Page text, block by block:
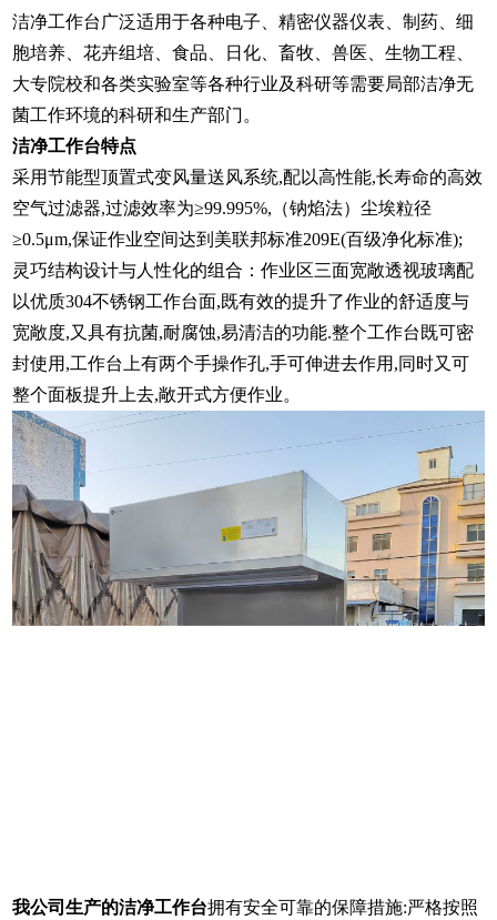
洁净工作台广泛适用于各种电子、精密仪器仪表、制药、细
胞培养、花卉组培、食品、日化、畜牧、兽医、生物工程、
大专院校和各类实验室等各种行业及科研等需要局部洁净无
菌工作环境的科研和生产部门。
洁净工作台特点
采用节能型顶置式变风量送风系统,配以高性能,长寿命的高效
空气过滤器,过滤效率为≥99.995%,（钠焰法）尘埃粒径
≥0.5μm,保证作业空间达到美联邦标准209E(百级净化标准);
灵巧结构设计与人性化的组合：作业区三面宽敞透视玻璃配
以优质304不锈钢工作台面,既有效的提升了作业的舒适度与
宽敞度,又具有抗菌,耐腐蚀,易清洁的功能.整个工作台既可密
封使用,工作台上有两个手操作孔,手可伸进去作用,同时又可
整个面板提升上去,敞开式方便作业。
我公司生产的洁净工作台拥有安全可靠的保障措施:严格按照